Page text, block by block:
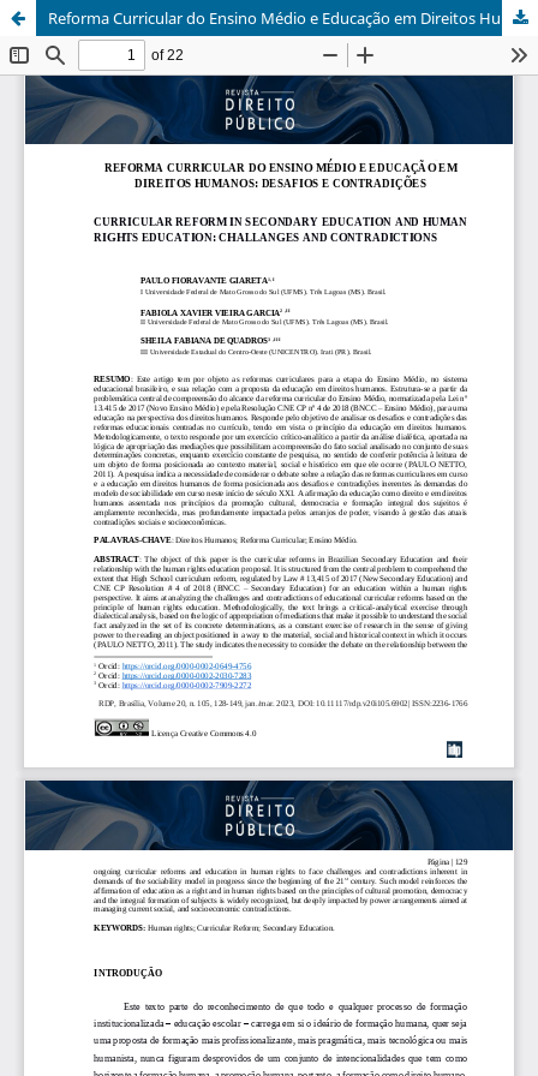
Reforma Curricular do Ensino Médio e Educação em Direitos Humanos